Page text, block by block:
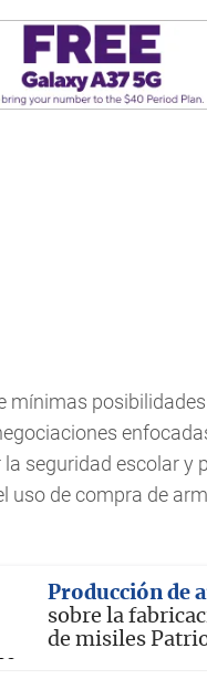
mínimas
seguridad escolar y
uso de compra de
Producción de
sobre la
de misiles